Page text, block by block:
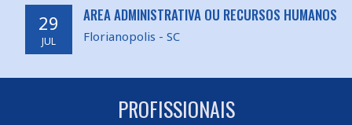
29
JUL
AREA ADMINISTRATIVA OU RECURSOS HUMANOS
Florianopolis - SC
PROFISSIONAIS